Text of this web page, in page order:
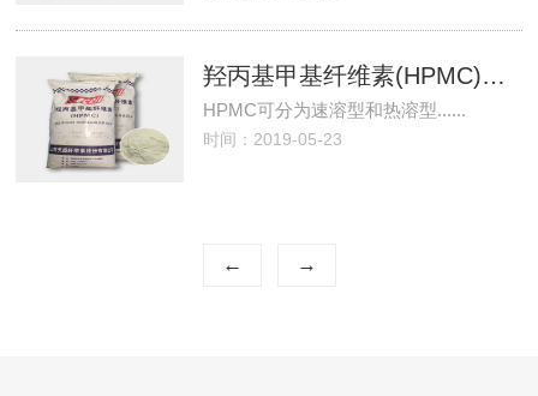
羟丙基甲基纤维素(HPMC)各个型号的用途和区别
HPMC可分为速溶型和热溶型......
时间：2019-05-23
← →